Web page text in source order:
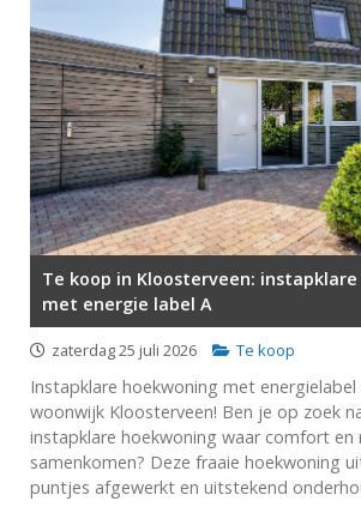
Te koop in Kloosterveen:
met energie label A
zaterdag 25 juli 2026 Te koop
Instapklare hoekwoning met
woonwijk Kloosterveen! Ben je op zoek
instapklare hoekwoning waar comfort en
samenkomen? Deze fraaie hoekwoning
puntjes afgewerkt en uitstekend